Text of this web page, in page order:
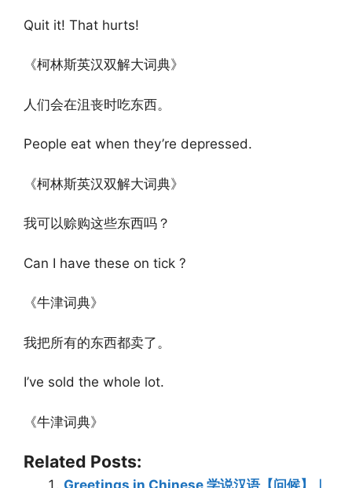
Quit it! That hurts!
《柯林斯英汉双解大词典》
人们会在沮丧时吃东西。
People eat when they’re depressed.
《柯林斯英汉双解大词典》
我可以赊购这些东西吗？
Can I have these on tick ?
《牛津词典》
我把所有的东西都卖了。
I’ve sold the whole lot.
《牛津词典》
Related Posts:
Greetings in Chinese 学说汉语【问候】｜